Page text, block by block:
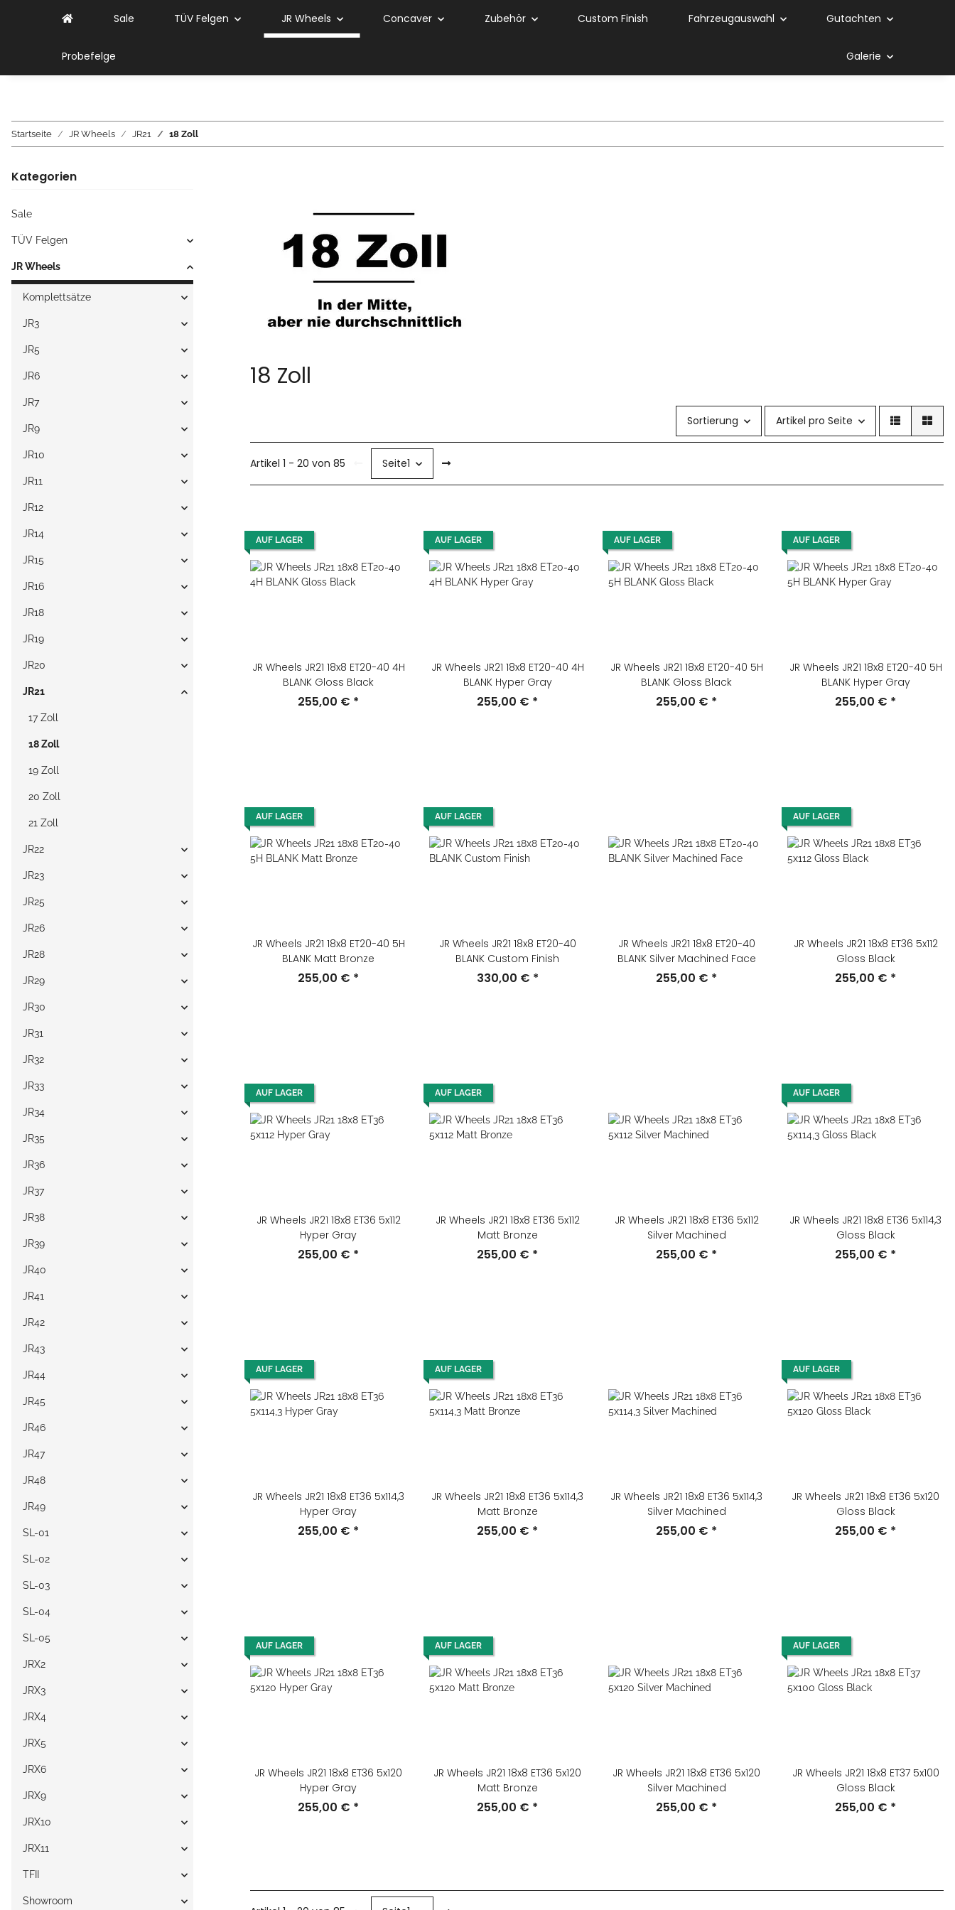
Sale TÜV Felgen JR Wheels Concaver Zubehör Custom Finish Fahrzeugauswahl Gutachten
Probefelge Galerie
Startseite JR Wheels JR21 18 Zoll
18 Zoll
Sortierung Artikel pro Seite
Artikel 1 - 20 von 85 Seite1
AUF LAGER
JR Wheels JR21 18x8 ET20-40 4H
BLANK Gloss Black
255,00 € *
AUF LAGER
JR Wheels JR21 18x8 ET20-40 4H
BLANK Hyper Gray
255,00 € *
AUF LAGER
JR Wheels JR21 18x8 ET20-40 5H
BLANK Gloss Black
255,00 € *
AUF LAGER
JR Wheels JR21 18x8 ET20-40 5H
BLANK Hyper Gray
255,00 € *
AUF LAGER
JR Wheels JR21 18x8 ET20-40 5H
BLANK Matt Bronze
255,00 € *
AUF LAGER
JR Wheels JR21 18x8 ET20-40
BLANK Custom Finish
330,00 € *
JR Wheels JR21 18x8 ET20-40
BLANK Silver Machined Face
255,00 € *
AUF LAGER
JR Wheels JR21 18x8 ET36 5x112
Gloss Black
255,00 € *
AUF LAGER
JR Wheels JR21 18x8 ET36 5x112
Hyper Gray
255,00 € *
AUF LAGER
JR Wheels JR21 18x8 ET36 5x112
Matt Bronze
255,00 € *
JR Wheels JR21 18x8 ET36 5x112
Silver Machined
255,00 € *
AUF LAGER
JR Wheels JR21 18x8 ET36 5x114,3
Gloss Black
255,00 € *
AUF LAGER
JR Wheels JR21 18x8 ET36 5x114,3
Hyper Gray
255,00 € *
AUF LAGER
JR Wheels JR21 18x8 ET36 5x114,3
Matt Bronze
255,00 € *
JR Wheels JR21 18x8 ET36 5x114,3
Silver Machined
255,00 € *
AUF LAGER
JR Wheels JR21 18x8 ET36 5x120
Gloss Black
255,00 € *
AUF LAGER
JR Wheels JR21 18x8 ET36 5x120
Hyper Gray
255,00 € *
AUF LAGER
JR Wheels JR21 18x8 ET36 5x120
Matt Bronze
255,00 € *
JR Wheels JR21 18x8 ET36 5x120
Silver Machined
255,00 € *
AUF LAGER
JR Wheels JR21 18x8 ET37 5x100
Gloss Black
255,00 € *
Kategorien
Sale
TÜV Felgen
JR Wheels
Komplettsätze
JR3
JR5
JR6
JR7
JR9
JR10
JR11
JR12
JR14
JR15
JR16
JR18
JR19
JR20
JR21
17 Zoll
18 Zoll
19 Zoll
20 Zoll
21 Zoll
JR22
JR23
JR25
JR26
JR28
JR29
JR30
JR31
JR32
JR33
JR34
JR35
JR36
JR37
JR38
JR39
JR40
JR41
JR42
JR43
JR44
JR45
JR46
JR47
JR48
JR49
SL-01
SL-02
SL-03
SL-04
SL-05
JRX2
JRX3
JRX4
JRX5
JRX6
JRX9
JRX10
JRX11
TFII
Showroom